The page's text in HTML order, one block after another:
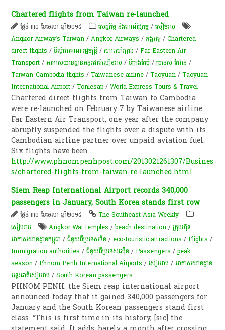
Chartered flights from Taiwan re-launched
ថ្ងៃទី ៣០ ខែមេសា ឆ្នាំ២០១៥ សេដ្ឋកិច្ច និងពាណិជ្ជកម្ម /សៀមរាប
Angkor Airway’s Taiwan /Angkor Airways /អង្គរវត្ត /Chartered
direct flights /ទីស្តីការគណៈរដ្ឋមន្រ្តី /ហោះហើរ​ត្រង់ /Far Eastern Air
Transport /អាកាសយានដ្ឋានអន្តរជាតិសៀមរាប /ទីក្រុង​តៃ​ប៉ិ​ /ប្រទេស តៃវ៉ាន់ /
Taiwan-Cambodia flights /Taiwanese airline /Taoyuan /Taoyuan
International Airport /Tonlesap /World Express Tours & Travel
Chartered direct flights from Taiwan to Cambodia
were re-launched on February 7 by Taiwanese airline
Far Eastern Air Transport, one year after the company
abruptly suspended the flights over a dispute with its
Cambodian airline partner over unpaid aviation fuel.
Six flights have been...
http://www.phnompenhpost.com/2013021261307/Busines
s/chartered-flights-from-taiwan-re-launched.html
Siem Reap International Airport records 340,000
passengers in January, South Korea stands first row
ថ្ងៃទី ៣០ ខែមេសា ឆ្នាំ២០១៥
The Southeast Asia Weekly
សៀមរាប
Angkor Wat temples /beach destination /ក្រុមហ៊ុន​
អាកាសយានដ្ឋានកម្ពុជា /ជំនួយពីប្រទេសចិន / eco-touristic attractions /Flights /
Immigration authorities /ជំនួយពីប្រទេសជប៉ុន /Passengers /peak
season /Phnom Penh International Airports /សៀមរាប /អាកាសយានដ្ឋាន
អន្តរជាតិសៀមរាប /South Korean passengers
PHNOM PENH: the Siem reap international airport
announced today that it gained 340,000 passengers for
January and the South Korean passengers stand first
class. “This is first time in its history, [sic] the